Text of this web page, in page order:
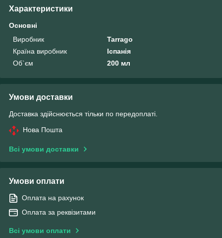
Характеристики
Основні
Виробник
Tarrago
Країна виробник
Іспанія
Об`єм
200 мл
Умови доставки
Доставка здійснюється тільки по передоплаті.
Нова Пошта
Всі умови доставки
Умови оплати
Оплата на рахунок
Оплата за реквізитами
Всі умови оплати